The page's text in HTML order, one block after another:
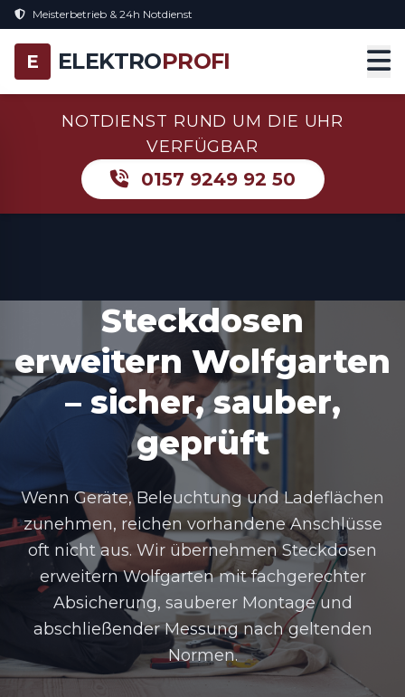
Meisterbetrieb & 24h Notdienst
E ELEKTROPROFI
NOTDIENST RUND UM DIE UHR
VERFÜGBAR
0157 9249 92 50
Steckdosen
erweitern Wolfgarten
– sicher, sauber,
geprüft
Wenn Geräte, Beleuchtung und Ladeflächen
zunehmen, reichen vorhandene Anschlüsse
oft nicht aus. Wir übernehmenSteckdosen
erweitern Wolfgartenmit fachgerechter
Absicherung, sauberer Montage und
abschließender Messung nach geltenden
Normen.